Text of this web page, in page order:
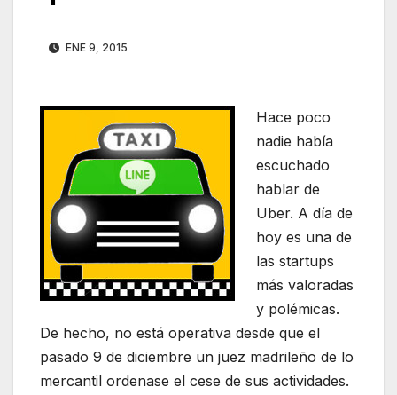
ENE 9, 2015
Hace poco
nadie había
escuchado
hablar de
Uber. A día de
hoy es una de
las startups
más valoradas
y polémicas.
De hecho, no está operativa desde que el
pasado 9 de diciembre un juez madrileño de lo
mercantil ordenase el cese de sus actividades.